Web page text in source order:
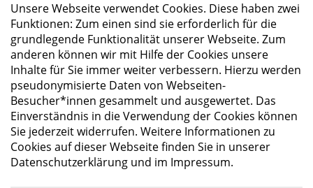
Der Wissenschaft verpflichtet - Ihre Partnerin für
Essen und Trinken
Deutsche Gesellschaft für Ernährung e. V.
Godesberger Allee 136
53175 Bonn
Tel:+49 228 3776-600
Fax:+49 228 3776-800
E-Mail:webmaster@dge.de
Unsere Webseite verwendet Cookies. Diese haben zwei
Funktionen: Zum einen sind sie erforderlich für die
grundlegende Funktionalität unserer Webseite. Zum
anderen können wir mit Hilfe der Cookies unsere
Inhalte für Sie immer weiter verbessern. Hierzu werden
pseudonymisierte Daten von Webseiten-
Besucher*innen gesammelt und ausgewertet. Das
Einverständnis in die Verwendung der Cookies können
Sie jederzeit widerrufen. Weitere Informationen zu
Cookies auf dieser Webseite finden Sie in unserer
Datenschutzerklärung und im Impressum.